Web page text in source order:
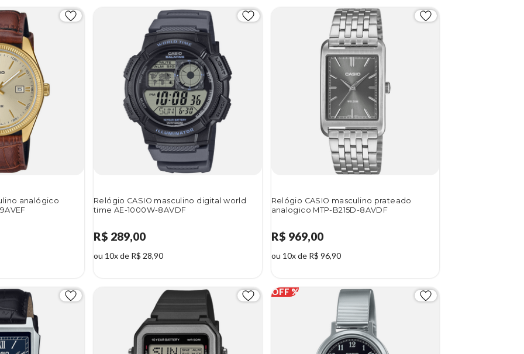
analógico
Relógio CASIO masculino digital world
time AE-1000W-8AVDF
R$ 289,00
ou 10x de R$ 28,90
Relógio CASIO masculino prateado
analogico MTP-B215D-8AVDF
R$ 969,00
ou 10x de R$ 96,90